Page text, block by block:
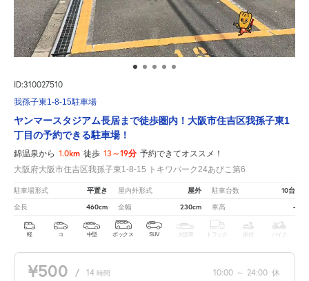
ID:310027510
我孫子東1-8-15駐車場
ヤンマースタジアム長居まで徒歩圏内！大阪市住吉区我孫子東1
丁目の予約できる駐車場！
錦温泉から 1.0km 徒歩 13～19分 予約できてオススメ！
大阪府大阪市住吉区我孫子東1-8-15 トキワパーク24あびこ第6
駐車場形式 平置き 屋内外形式 屋外 駐車台数 10台
全長 460cm 全幅 230cm 車高 -
軽 コ 中型 ボックス SUV 大型車 トラック 原付 バイク
¥500 / 14 時間 10:00 ～ 24:00 休